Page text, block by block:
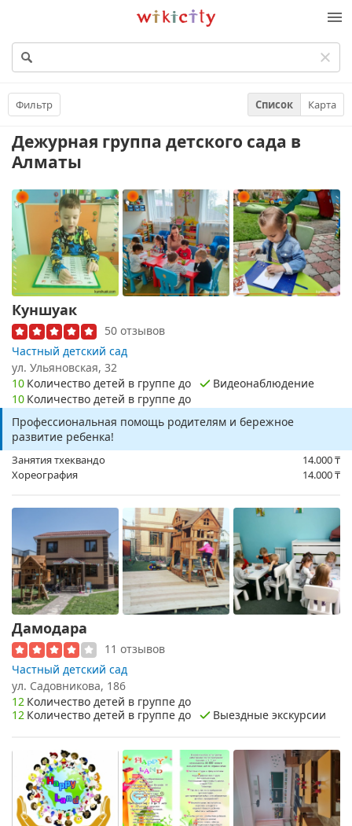
Викисити
Фильтр Список Карта
Дежурная группа детского сада в
Алматы
Куншуак
50 отзывов
Частный детский сад
ул. Ульяновская, 32
10 Количество детей в группе до
Видеонаблюдение
10 Количество детей в группе до
Профессиональная помощь родителям и бережное
развитие ребенка!
Занятия тхеквандо 14.000₸
Хореография
14.000₸
Дамодара
11 отзывов
Частный детский сад
ул. Садовникова, 186
12 Количество детей в группе до
12 Количество детей в группе до Выездные экскурсии